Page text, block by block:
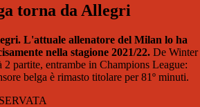
torna da Allegri
L'attuale allenatore del Milan lo ha
nella stagione 2021/22. De Winter
partite, entrambe in Champions League:
belga è rimasto titolare per 81º minuti.